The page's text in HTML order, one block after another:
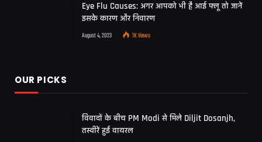
Eye Flu Causes: अगर आपको भी है आई फ्लू तो जानें
इसके कारण और निवारण
August 4, 2023 1KViews
OUR PICKS
विवादों के बीच PM Modi से मिले Diljit Dosanjh,
तस्वीरें हुईं वायरल